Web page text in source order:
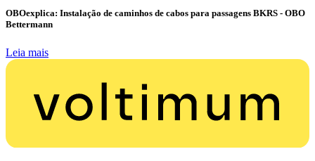
OBOexplica: Instalação de caminhos de cabos para passagens BKRS - OBO
Bettermann
Leia mais